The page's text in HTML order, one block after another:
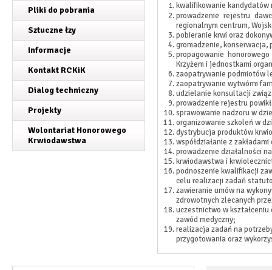
Pliki do pobrania
Sztuczne łzy
Informacje
Kontakt RCKiK
Dialog techniczny
Projekty
Wolontariat Honorowego
Krwiodawstwa
kwalifikowanie kandydatów
prowadzenie rejestru
regionalnym centrum,
pobieranie krwi oraz
gromadzenie, konserwacja,
propagowanie
Krzyżem i jednostkami
zaopatrywanie podmiotów
zaopatrywanie wytwórni
udzielanie konsultacji
prowadzenie rejestru
sprawowanie nadzoru w
organizowanie szkoleń w
dystrybucja produktów
współdziałanie z
prowadzenie działalności
krwiodawstwa i
podnoszenie kwalifikacji
celu realizacji zadań
zawieranie umów na
zdrowotnych zlecanych
uczestnictwo w
zawód medyczny;
realizacja zadań na
przygotowania oraz